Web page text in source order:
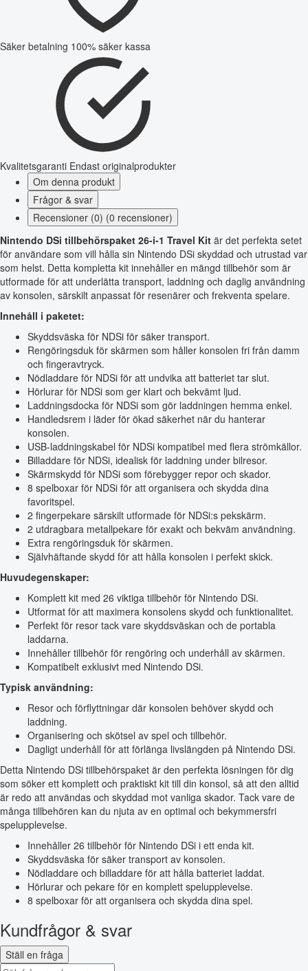
Säker betalning 100% säker kassa
Kvalitetsgaranti Endast originalprodukter
Om denna produkt
Frågor & svar
Recensioner (0) (0 recensioner)
Nintendo DSi tillbehörspaket 26-i-1 Travel Kit är det perfekta setet
för användare som vill hålla sin Nintendo DSi skyddad och utrustad var
som helst. Detta kompletta kit innehåller en mängd tillbehör som är
utformade för att underlätta transport, laddning och daglig användning
av konsolen, särskilt anpassat för resenärer och frekventa spelare.
Innehåll i paketet:
Skyddsväska för NDSi för säker transport.
Rengöringsduk för skärmen som håller konsolen fri från damm
och fingeravtryck.
Nödladdare för NDSi för att undvika att batteriet tar slut.
Hörlurar för NDSi som ger klart och bekvämt ljud.
Laddningsdocka för NDSi som gör laddningen hemma enkel.
Handledsrem i läder för ökad säkerhet när du hanterar
konsolen.
USB-laddningskabel för NDSi kompatibel med flera strömkällor.
Billaddare för NDSi, idealisk för laddning under bilresor.
Skärmskydd för NDSi som förebygger repor och skador.
8 spelboxar för NDSi för att organisera och skydda dina
favoritspel.
2 fingerpekare särskilt utformade för NDSi:s pekskärm.
2 utdragbara metallpekare för exakt och bekväm användning.
Extra rengöringsduk för skärmen.
Självhäftande skydd för att hålla konsolen i perfekt skick.
Huvudegenskaper:
Komplett kit med 26 viktiga tillbehör för Nintendo DSi.
Utformat för att maximera konsolens skydd och funktionalitet.
Perfekt för resor tack vare skyddsväskan och de portabla
laddarna.
Innehåller tillbehör för rengöring och underhåll av skärmen.
Kompatibelt exklusivt med Nintendo DSi.
Typisk användning:
Resor och förflyttningar där konsolen behöver skydd och
laddning.
Organisering och skötsel av spel och tillbehör.
Dagligt underhåll för att förlänga livslängden på Nintendo DSi.
Detta Nintendo DSi tillbehörspaket är den perfekta lösningen för dig
som söker ett komplett och praktiskt kit till din konsol, så att den alltid
är redo att användas och skyddad mot vanliga skador. Tack vare de
många tillbehören kan du njuta av en optimal och bekymmersfri
spelupplevelse.
Innehåller 26 tillbehör för Nintendo DSi i ett enda kit.
Skyddsväska för säker transport av konsolen.
Nödladdare och billaddare för att hålla batteriet laddat.
Hörlurar och pekare för en komplett spelupplevelse.
8 spelboxar för att organisera och skydda dina spel.
Kundfrågor & svar
Ställ en fråga